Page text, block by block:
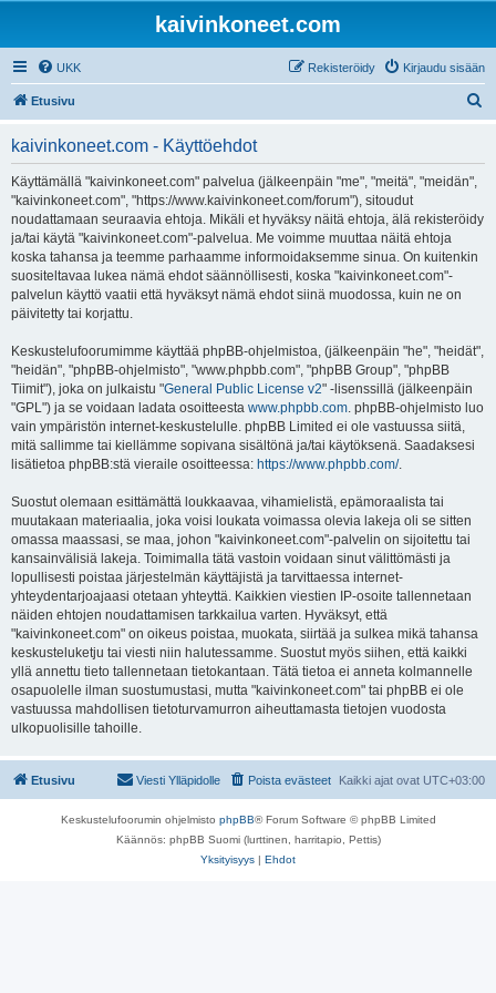
kaivinkoneet.com
UKK Kirjaudu sisään
Rekisteröidy
Etusivu
kaivinkoneet.com - Käyttöehdot
Käyttämällä "kaivinkoneet.com" palvelua (jälkeenpäin "me", "meitä", "meidän",
"kaivinkoneet.com", "https://www.kaivinkoneet.com/forum"), sitoudut
noudattamaan seuraavia ehtoja. Mikäli et hyväksy näitä ehtoja, älä rekisteröidy
ja/tai käytä "kaivinkoneet.com"-palvelua. Me voimme muuttaa näitä ehtoja
koska tahansa ja teemme parhaamme informoidaksemme sinua. On kuitenkin
suositeltavaa lukea nämä ehdot säännöllisesti, koska "kaivinkoneet.com"-
palvelun käyttö vaatii että hyväksyt nämä ehdot siinä muodossa, kuin ne on
päivitetty tai korjattu.
Keskustelufoorumimme käyttää phpBB-ohjelmistoa, (jälkeenpäin "he", "heidät",
"heidän", "phpBB-ohjelmisto", "www.phpbb.com", "phpBB Group", "phpBB
Tiimit"), joka on julkaistu "General Public License v2" -lisenssillä (jälkeenpäin
"GPL") ja se voidaan ladata osoitteesta www.phpbb.com. phpBB-ohjelmisto luo
vain ympäristön internet-keskustelulle. phpBB Limited ei ole vastuussa siitä,
mitä sallimme tai kiellämme sopivana sisältönä ja/tai käytöksenä. Saadaksesi
lisätietoa phpBB:stä vieraile osoitteessa: https://www.phpbb.com/.
Suostut olemaan esittämättä loukkaavaa, vihamielistä, epämoraalista tai
muutakaan materiaalia, joka voisi loukata voimassa olevia lakeja oli se sitten
omassa maassasi, se maa, johon "kaivinkoneet.com"-palvelin on sijoitettu tai
kansainvälisiä lakeja. Toimimalla tätä vastoin voidaan sinut välittömästi ja
lopullisesti poistaa järjestelmän käyttäjistä ja tarvittaessa internet-
yhteydentarjoajaasi otetaan yhteyttä. Kaikkien viestien IP-osoite tallennetaan
näiden ehtojen noudattamisen tarkkailua varten. Hyväksyt, että
"kaivinkoneet.com" on oikeus poistaa, muokata, siirtää ja sulkea mikä tahansa
keskusteluketju tai viesti niin halutessamme. Suostut myös siihen, että kaikki
yllä annettu tieto tallennetaan tietokantaan. Tätä tietoa ei anneta kolmannelle
osapuolelle ilman suostumustasi, mutta "kaivinkoneet.com" tai phpBB ei ole
vastuussa mahdollisen tietoturvamurron aiheuttamasta tietojen vuodosta
ulkopuolisille tahoille.
Etusivu Kaikki ajat ovat UTC+03:00
Poista evästeet
Viesti Ylläpidolle
Keskustelufoorumin ohjelmisto phpBB® Forum Software © phpBB Limited
Käännös: phpBB Suomi (lurttinen, harritapio, Pettis)
Yksityisyys | Ehdot